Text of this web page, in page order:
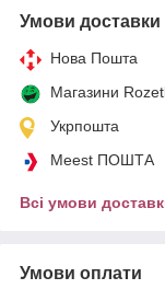
Умови доставки
Нова Пошта
Магазини
Укрпошта
Meest ПОШТА
Всі умови
Умови оплати